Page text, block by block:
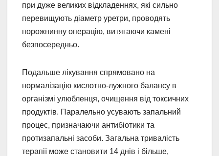
при дуже великих відкладеннях, які сильно
перевищують діаметр уретри, проводять
порожнинну операцію, витягаючи камені
безпосередньо.
Подальше лікування спрямовано на
нормалізацію кислотно-лужного балансу в
організмі улюбленця, очищення від токсичних
продуктів. Паралельно усувають запальний
процес, призначаючи антибіотики та
протизапальні засоби. Загальна тривалість
терапії може становити 14 днів і більше,